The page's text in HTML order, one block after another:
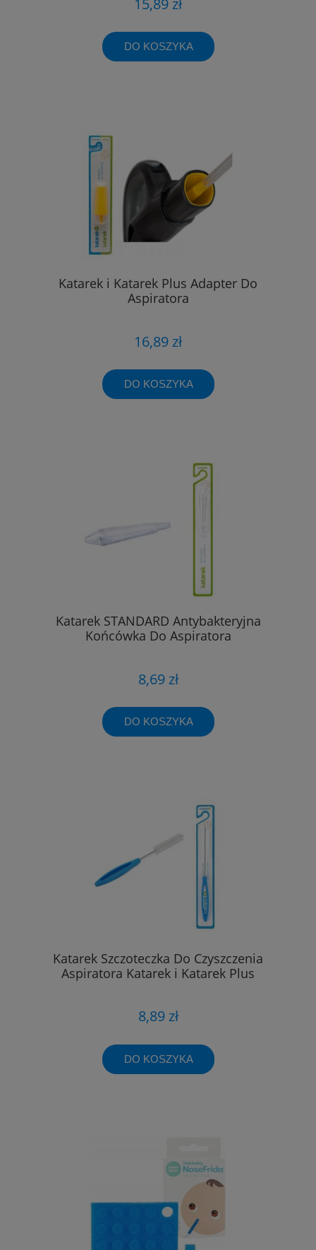
DO KOSZYKA
Katarek i Katarek Plus Adapter Do
Aspiratora
16,89 zł
DO KOSZYKA
Katarek STANDARD Antybakteryjna
Końcówka Do Aspiratora
8,69 zł
DO KOSZYKA
Katarek Szczoteczka Do Czyszczenia
Aspiratora Katarek i Katarek Plus
8,89 zł
DO KOSZYKA